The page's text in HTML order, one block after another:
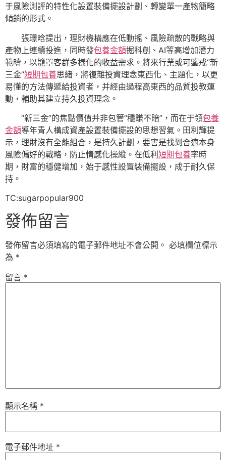
于風險測評的特性化設置裝備擺設計劃、轉變單一產物簡略
傾銷的形式。
張璟晗提出，理財機構應在低動搖、風險疏散的戰略與
產物上連續投進，同時發包養金額掘科創、AI等高增加潛力
範疇，以籠罩客群多樣化的收益需求。將來行業或可鑒戒“新
三金”短期包養思緒，將復雜投資理念東西化、主題化，以更
易懂的方法傳遞給投資者，并經由過程高東西的品質投教運
動，輔助其建立持久投資理念。
“新三金”的焦點價值并非包管“穩賺不賠”，而在于領包養
金額導年青人構成資產設置裝備擺設的思想習氣。田利輝提
示，理財沒有全能組合，是持久計劃，要害是找到合適本身
風險偏好的戰略，防止情感化操縱。在低利短期包養率時
期，財富的穩健增加，始于感性設置裝備擺設，成于耐久保
持。
TC:sugarpopular900
發佈留言
發佈留言必須填寫的電子郵件地址不會公開。 必填欄位標示
為 *
留言 *
顯示名稱 *
電子郵件地址 *